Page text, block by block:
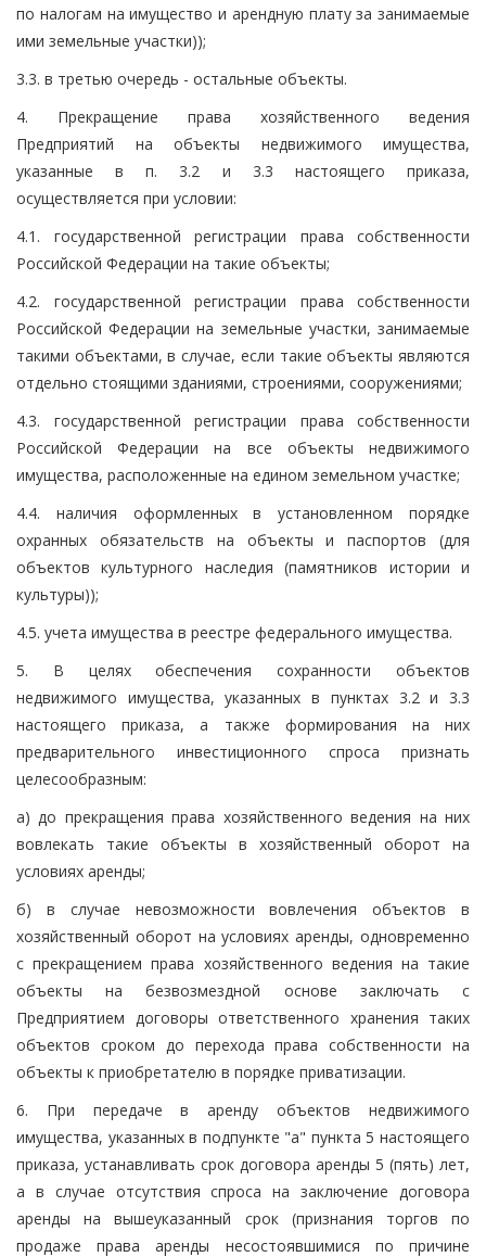
по налогам на имущество и арендную плату за занимаемые
ими земельные участки));
3.3. в третью очередь - остальные объекты.
4. Прекращение права хозяйственного ведения
Предприятий на объекты недвижимого имущества,
указанные в п. 3.2 и 3.3 настоящего приказа,
осуществляется при условии:
4.1. государственной регистрации права собственности
Российской Федерации на такие объекты;
4.2. государственной регистрации права собственности
Российской Федерации на земельные участки, занимаемые
такими объектами, в случае, если такие объекты являются
отдельно стоящими зданиями, строениями, сооружениями;
4.3. государственной регистрации права собственности
Российской Федерации на все объекты недвижимого
имущества, расположенные на едином земельном участке;
4.4. наличия оформленных в установленном порядке
охранных обязательств на объекты и паспортов (для
объектов культурного наследия (памятников истории и
культуры));
4.5. учета имущества в реестре федерального имущества.
5. В целях обеспечения сохранности объектов
недвижимого имущества, указанных в пунктах 3.2 и 3.3
настоящего приказа, а также формирования на них
предварительного инвестиционного спроса признать
целесообразным:
а) до прекращения права хозяйственного ведения на них
вовлекать такие объекты в хозяйственный оборот на
условиях аренды;
б) в случае невозможности вовлечения объектов в
хозяйственный оборот на условиях аренды, одновременно
с прекращением права хозяйственного ведения на такие
объекты на безвозмездной основе заключать с
Предприятием договоры ответственного хранения таких
объектов сроком до перехода права собственности на
объекты к приобретателю в порядке приватизации.
6. При передаче в аренду объектов недвижимого
имущества, указанных в подпункте "а" пункта 5 настоящего
приказа, устанавливать срок договора аренды 5 (пять) лет,
а в случае отсутствия спроса на заключение договора
аренды на вышеуказанный срок (признания торгов по
продаже права аренды несостоявшимися по причине